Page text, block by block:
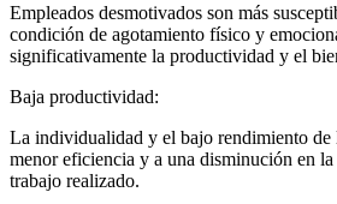
Empleados desmotivados son más
condición de agotamiento físico y
significativamente la productividad y el
Baja productividad:
La individualidad y el bajo rendimiento de
menor eficiencia y a una disminución en
trabajo realizado.